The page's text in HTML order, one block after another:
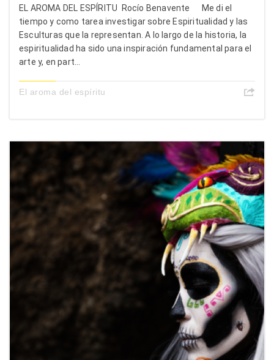
EL AROMA DEL ESPÍRITU Rocío Benavente Me di el
tiempo y como tarea investigar sobre Espiritualidad y las
Esculturas que la representan. A lo largo de la historia, la
espiritualidad ha sido una inspiración fundamental para el
arte y, en part...
El aroma del espíritu